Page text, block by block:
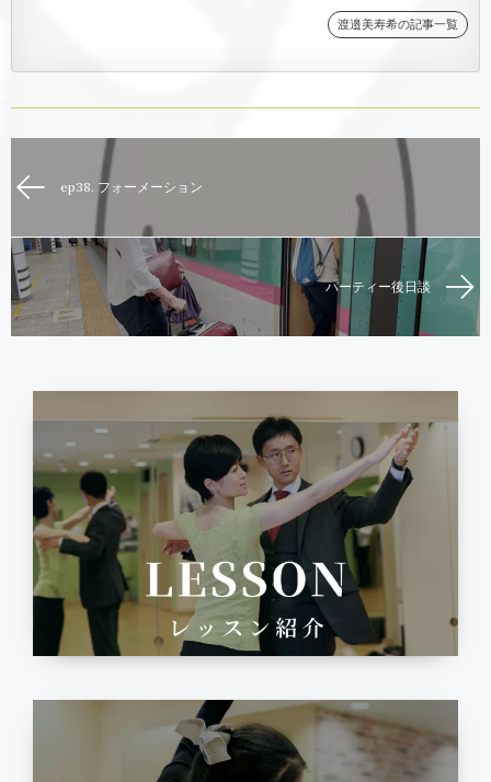
渡邉美寿希の記事一覧
ep38. フォーメーション
パーティー後日談